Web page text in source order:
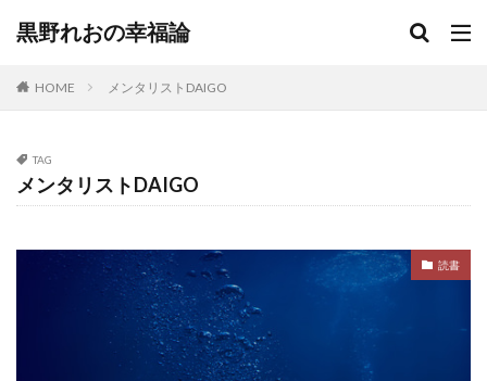
黒野れおの幸福論
HOME メンタリストDAIGO
TAG
メンタリストDAIGO
読書